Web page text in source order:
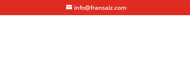
info@fransaiz.com